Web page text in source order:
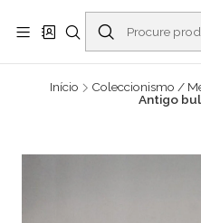
Buscantiguidades - Leilões.
Castelo -
Ler
Início Coleccionismo /
Antigo